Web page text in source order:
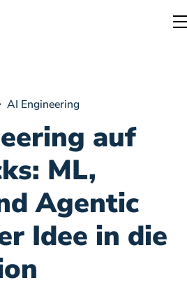
AI Engineering
auf
ML,
Agentic
Idee in die